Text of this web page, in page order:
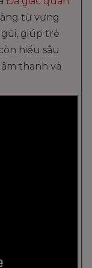
từ vựng
giúp trẻ
hiểu sâu
thanh và